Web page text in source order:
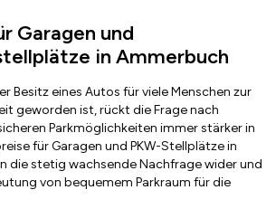
Garagen und
in Ammerbuch
Besitz eines Autos für viele Menschen zur
geworden ist, rückt die Frage nach
Parkmöglichkeiten immer stärker in
für Garagen und PKW-Stellplätze in
die stetig wachsende Nachfrage wider und
von bequemem Parkraum für die